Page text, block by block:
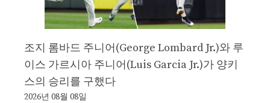
조지 롬바드 주니어(George Lombard Jr.)와 루
이스 가르시아 주니어(Luis Garcia Jr.)가 양키
스의 승리를 구했다
2026년 08월 08일